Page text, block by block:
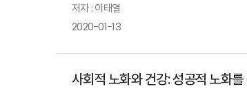
저자 : 이태열
2020-01-13
사회적 노화와 건강: 성공적 노화